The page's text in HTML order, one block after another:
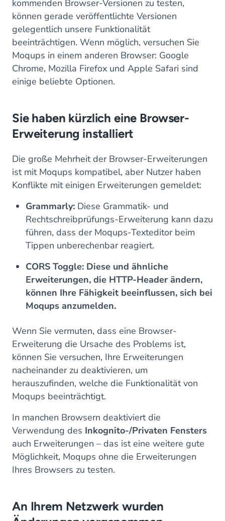
kommenden Browser-Versionen zu testen,
können gerade veröffentlichte Versionen
gelegentlich unsere Funktionalität
beeinträchtigen. Wenn möglich, versuchen Sie
Moqups in einem anderen Browser: Google
Chrome, Mozilla Firefox und Apple Safari sind
einige beliebte Optionen.
Sie haben kürzlich eine Browser-
Erweiterung installiert
Die große Mehrheit der Browser-Erweiterungen
ist mit Moqups kompatibel, aber Nutzer haben
Konflikte mit einigen Erweiterungen gemeldet:
Grammarly: Diese Grammatik- und
Rechtschreibprüfungs-Erweiterung kann dazu
führen, dass der Moqups-Texteditor beim
Tippen unberechenbar reagiert.
CORS Toggle: Diese und ähnliche
Erweiterungen, die HTTP-Header ändern,
können Ihre Fähigkeit beeinflussen, sich bei
Moqups anzumelden.
Wenn Sie vermuten, dass eine Browser-
Erweiterung die Ursache des Problems ist,
können Sie versuchen, Ihre Erweiterungen
nacheinander zu deaktivieren, um
herauszufinden, welche die Funktionalität von
Moqups beeinträchtigt.
In manchen Browsern deaktiviert die
Verwendung des Inkognito-/Privaten Fensters
auch Erweiterungen – das ist eine weitere gute
Möglichkeit, Moqups ohne die Erweiterungen
Ihres Browsers zu testen.
An Ihrem Netzwerk wurden